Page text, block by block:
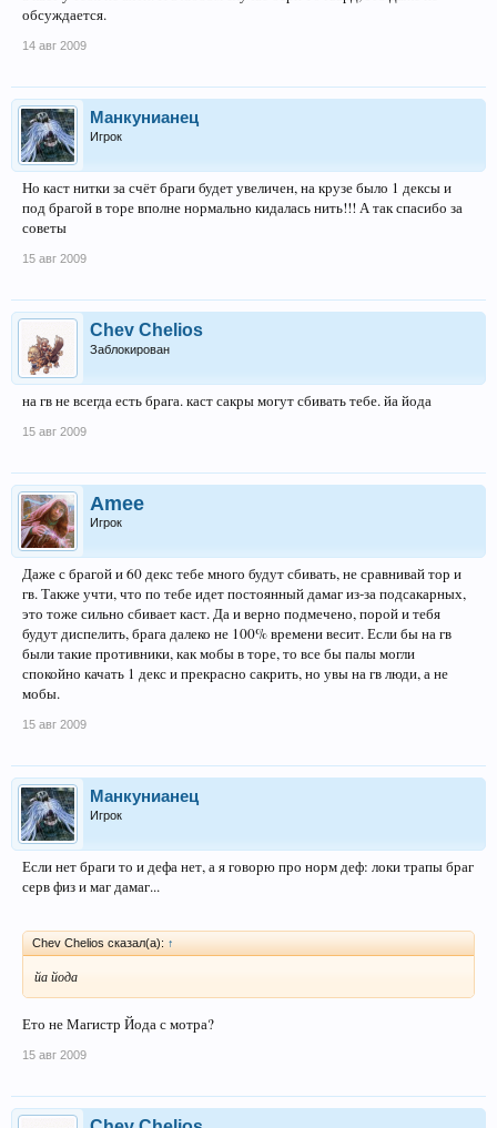
обсуждается.
14 авг 2009
Манкунианец
Игрок
Но каст нитки за счёт браги будет увеличен, на крузе было 1 дексы и
под брагой в торе вполне нормально кидалась нить!!! А так спасибо за
советы
15 авг 2009
Chev Chelios
Заблокирован
на гв не всегда есть брага. каст сакры могут сбивать тебе. йа йода
15 авг 2009
Amee
Игрок
Даже с брагой и 60 декс тебе много будут сбивать, не сравнивай тор и
гв. Также учти, что по тебе идет постоянный дамаг из-за подсакарных,
это тоже сильно сбивает каст. Да и верно подмечено, порой и тебя
будут диспелить, брага далеко не 100% времени весит. Если бы на гв
были такие противники, как мобы в торе, то все бы палы могли
спокойно качать 1 декс и прекрасно сакрить, но увы на гв люди, а не
мобы.
15 авг 2009
Манкунианец
Игрок
Если нет браги то и дефа нет, а я говорю про норм деф: локи трапы браг
серв физ и маг дамаг...
Chev Chelios сказал(а): ↑
йа йода
Ето не Магистр Йода с мотра?
15 авг 2009